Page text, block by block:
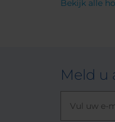
Bekijk alle
Meld u